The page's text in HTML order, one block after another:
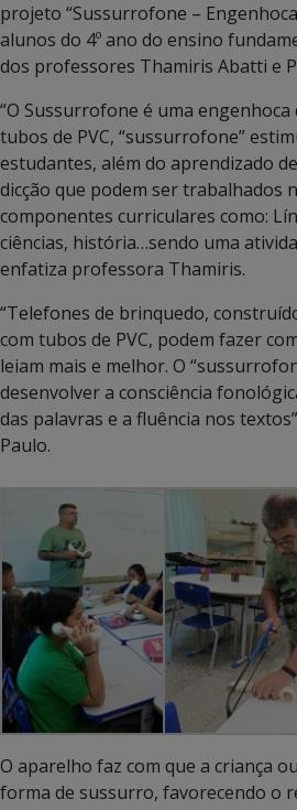
projeto “Sussurrofone –
alunos do 4º ano do ensino
dos professores Thamiris Abatti e
“O Sussurrofone é uma engenhoca
tubos de PVC, “sussurrofone”
estudantes, além do aprendizado
dicção que podem ser trabalhados
componentes curriculares como:
ciências, história…sendo uma
enfatiza professora Thamiris.
“Telefones de brinquedo,
com tubos de PVC, podem fazer
leiam mais e melhor. O
desenvolver a consciência
das palavras e a fluência nos
Paulo.
O aparelho faz com que a criança
forma de sussurro, favorecendo o